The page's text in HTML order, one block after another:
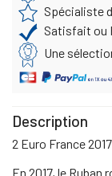
Spécialiste
Satisfait ou
Une
Description
2 Euro France
En 2017, le Ruban